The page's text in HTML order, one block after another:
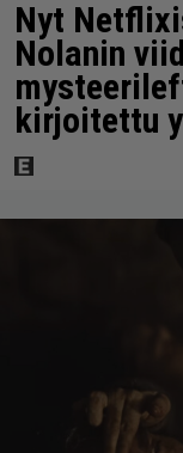
Nyt
Nolanin
kirjoitettu